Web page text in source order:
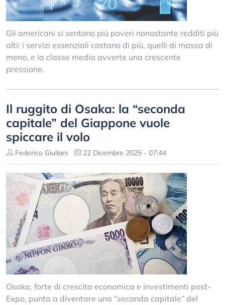
Gli americani si sentono più poveri nonostante redditi più
alti: i servizi essenziali costano di più, quelli di massa di
meno, e la classe media avverte una crescente
pressione.
Il ruggito di Osaka: la “seconda
capitale” del Giappone vuole
spiccare il volo
Federico Giuliani 22 Dicembre 2025 - 07:44
Osaka, forte di crescita economica e investimenti post-
Expo, punta a diventare una “seconda capitale” del